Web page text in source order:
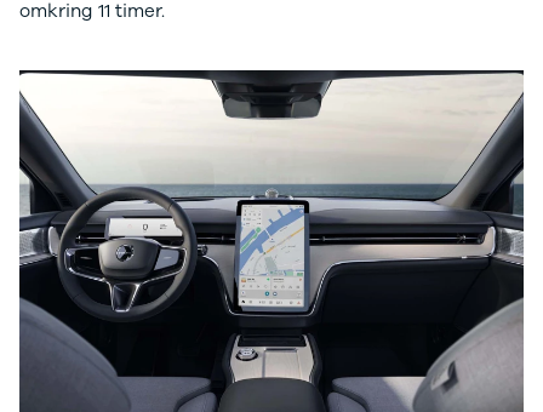
Scenic
Modeller
Tilbud
Zeekr
X
Modeller
Anmeldelser
Privatleasing
Tilbud
7GT
Modeller
Anmeldelser
Custom 340L
Honda
Civic
Accord
CR-V
Hyundai
Se alle
Hyundai
Ioniq
Ioniq 5
omkring 11 timer.